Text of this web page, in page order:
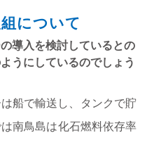
について
導入を検討しているとの
うにしているのでしょう
船で輸送し、タンクで貯
南鳥島は化石燃料依存率